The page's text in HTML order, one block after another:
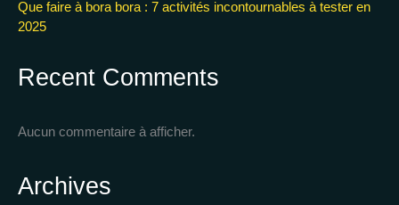
Que faire à bora bora : 7 activités incontournables à tester en
2025
Recent Comments
Aucun commentaire à afficher.
Archives